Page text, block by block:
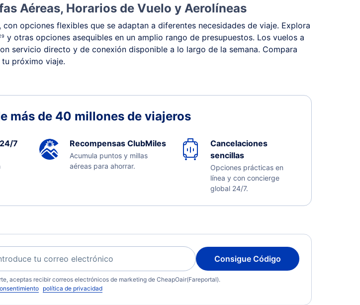
Aéreas, Horarios de Vuelo y Aerolíneas
opciones flexibles que se adaptan a diferentes necesidades de viaje. Explora
y otras opciones asequibles en un amplio rango de presupuestos. Los vuelos a
servicio directo y de conexión disponible a lo largo de la semana. Compara
próximo viaje.
más de 40 millones de viajeros
7 Recompensas ClubMiles
Acumula puntos y millas
aéreas para ahorrar.
Cancelaciones
sencillas
Opciones prácticas en
línea y con concierge
global 24/7.
Consigue Código
aceptas recibir correos electrónicos de marketing de CheapOair(Fareportal).
política de privacidad